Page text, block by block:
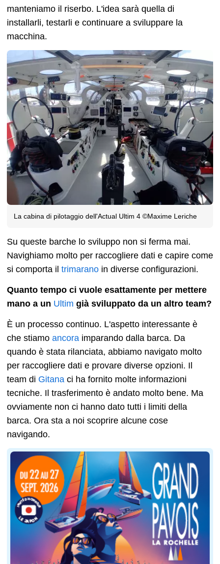
manteniamo il riserbo. L'idea sarà quella di
installarli, testarli e continuare a sviluppare la
macchina.
La cabina di pilotaggio dell'Actual Ultim 4 ©Maxime Leriche
Su queste barche lo sviluppo non si ferma mai.
Navighiamo molto per raccogliere dati e capire come
si comporta il trimarano in diverse configurazioni.
Quanto tempo ci vuole esattamente per mettere
mano a un Ultim già sviluppato da un altro team?
È un processo continuo. L'aspetto interessante è
che stiamo ancora imparando dalla barca. Da
quando è stata rilanciata, abbiamo navigato molto
per raccogliere dati e provare diverse opzioni. Il
team di Gitana ci ha fornito molte informazioni
tecniche. Il trasferimento è andato molto bene. Ma
ovviamente non ci hanno dato tutti i limiti della
barca. Ora sta a noi scoprire alcune cose
navigando.